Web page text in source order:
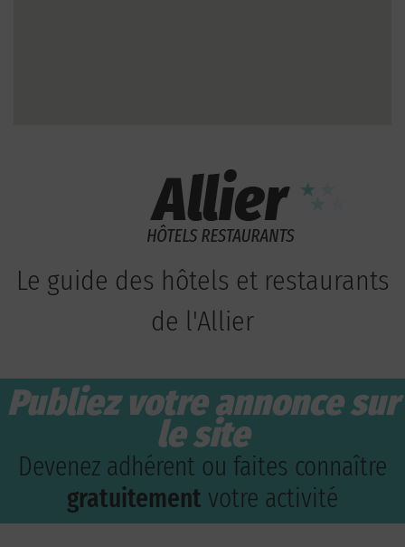
Le guide des hôtels et restaurants
de l'Allier
Publiez votre annonce sur
le site
Devenez adhérent ou faites connaître
gratuitement votre activité